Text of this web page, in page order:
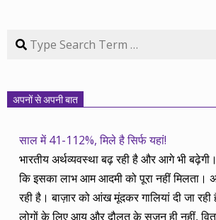
Search
अपनों से अपनी बात
साल में 41-112%, मिले है सिर्फ यहां!
भारतीय अर्थव्यवस्था बढ़ रही है और आगे भी
कि इसका लाभ आम आदमी को पूरा नहीं मिलता।
रही है। बाज़ार को आंख मूंदकर गालियां दी जा
लोगों के लिए आय और दौलत के सृजन ही नहीं,